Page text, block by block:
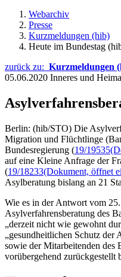
Webarchiv
Presse
Kurzmeldungen (hib)
Heute im Bundestag
zurück zu: Kurzmeldungen
05.06.2020 Inneres und
Berlin: (hib/STO) Die
Migration und Flüchtlinge
Bundesregierung (19/19535
auf eine Kleine Anfrage der
(19/18233(Dokument, öffnet
Asylberatung bislang an 21
Wie es in der Antwort vom
Asylverfahrensberatung des
„derzeit nicht wie gewohnt
„gesundheitlichen Schutz der
sowie der Mitarbeitenden des
vorübergehend zurückgestellt